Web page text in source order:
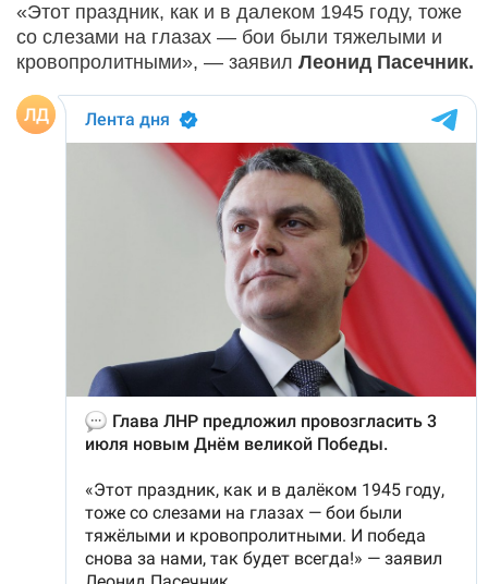
«Этот праздник, как и в далеком 1945 году, тоже
со слезами на глазах — бои были тяжелыми и
кровопролитными», — заявил Леонид Пасечник.